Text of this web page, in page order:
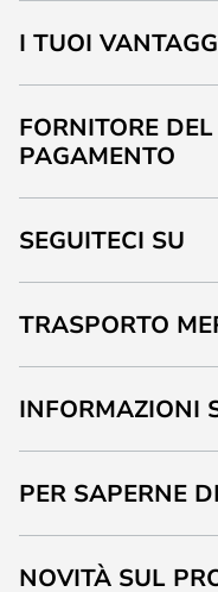
I TUOI
FORNITORE
PAGAMENTO
SEGUITECI SU
TRASPORTO
INFORMAZIONI
PER SAPERNE
NOVITÀ SUL